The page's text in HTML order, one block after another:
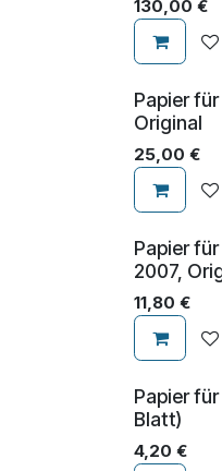
130,00 €
Papier für
Original
25,00 €
Papier
2007,
11,80 €
Papier
Blatt)
4,20 €